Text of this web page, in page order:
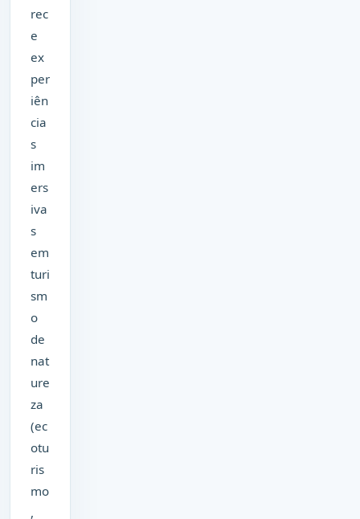
rec
e
ex
per
iên
cia
s
im
ers
iva
s
em
turi
sm
o
de
nat
ure
za
(ec
otu
ris
mo
,